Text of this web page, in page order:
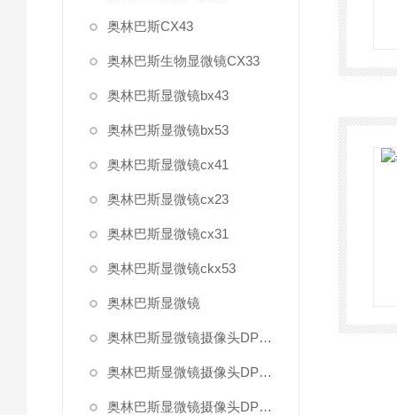
奥林巴斯CX43
奥林巴斯生物显微镜CX33
奥林巴斯显微镜bx43
奥林巴斯显微镜bx53
奥林巴斯显微镜cx41
奥林巴斯显微镜cx23
奥林巴斯显微镜cx31
奥林巴斯显微镜ckx53
奥林巴斯显微镜
奥林巴斯显微镜摄像头DP27
奥林巴斯显微镜摄像头DP22
奥林巴斯显微镜摄像头DP80